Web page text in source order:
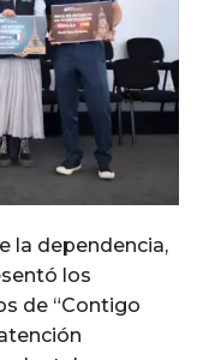
la dependencia,
los
de “Contigo